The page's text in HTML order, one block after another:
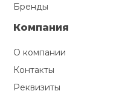
Бренды
Компания
О компании
Контакты
Реквизиты